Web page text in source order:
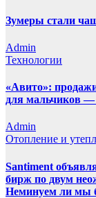
Зумеры стали
Admin
Технологии
«Авито»:
для мальчиков —
Admin
Отопление и
Santiment
бирж по двум
Неминуем ли мы